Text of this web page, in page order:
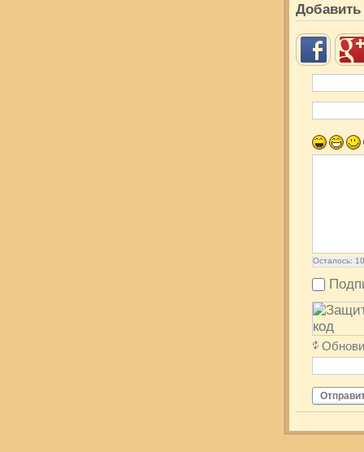
Осталось: